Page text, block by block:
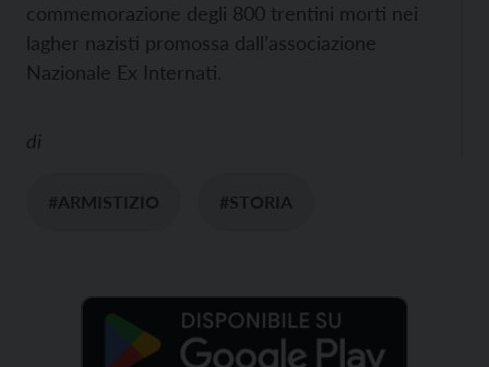
commemorazione degli 800 trentini morti nei
lagher nazisti promossa dall’associazione
Nazionale Ex Internati.
di
#ARMISTIZIO #STORIA